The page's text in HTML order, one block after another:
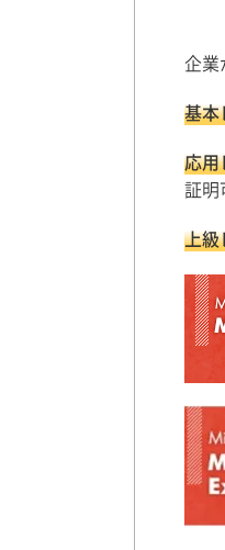
企業
基本
応用
証明
上級